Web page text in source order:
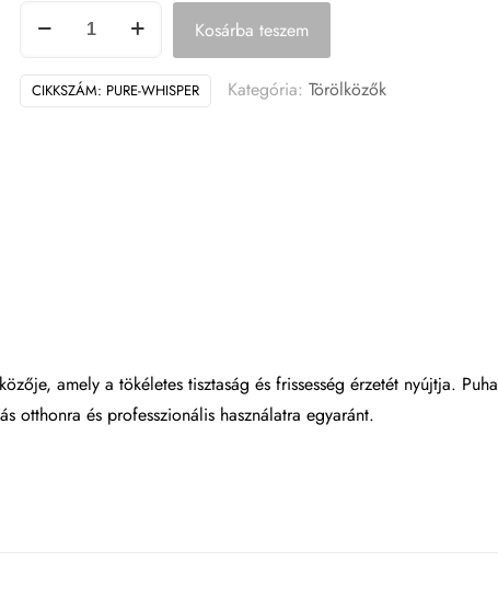
–
Pure
Kosárba teszem
CIKKSZÁM: PURE-WHISPER Kategória: Törölközők
amely a tökéletes tisztaság és frissesség érzetét nyújtja. Puha
otthonra és professzionális használatra egyaránt.